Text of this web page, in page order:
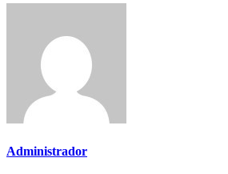
Administrador